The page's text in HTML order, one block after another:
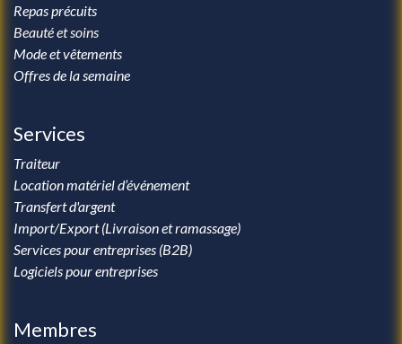
Repas précuits
Beauté et soins
Mode et vêtements
Offres de la semaine
Services
Traiteur
Location matériel d’événement
Transfert d'argent
Import/Export (Livraison et ramassage)
Services pour entreprises (B2B)
Logiciels pour entreprises
Membres